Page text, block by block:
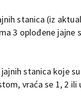
stanica (iz
3 oplođene jajne
stanica koje
vraća se 1, 2